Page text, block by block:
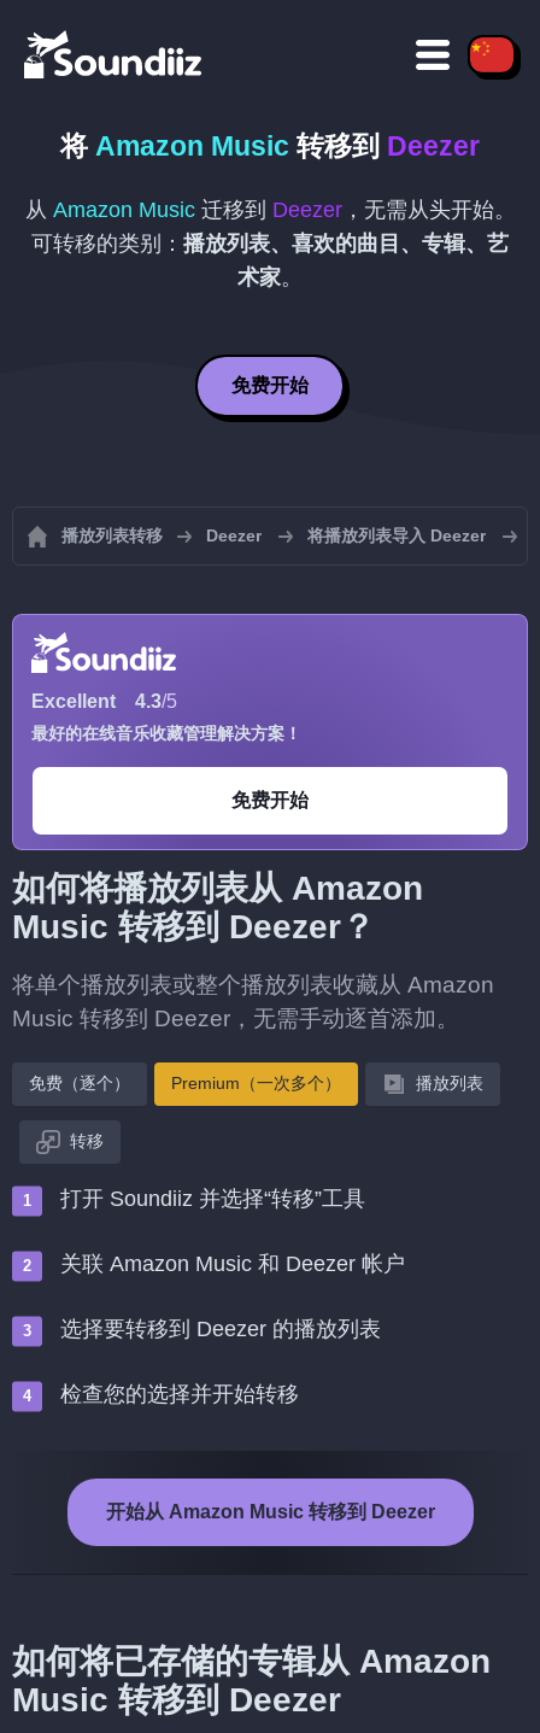
将 Amazon Music 转移到 Deezer
从 Amazon Music迁移到 Deezer，无需从头开始。
可转移的类别： 播放列表、喜欢的曲目、专辑、艺
术家。
免费开始
播放列表转移 Deezer 将播放列表导入 Deezer
Excellent 4.3/5
最好的在线音乐收藏管理解决方案！
免费开始
如何将播放列表从 Amazon
Music 转移到 Deezer？
将单个播放列表或整个播放列表收藏从 Amazon
Music 转移到 Deezer，无需手动逐首添加。
免费（逐个） Premium（一次多个） 播放列表
转移
打开 Soundiiz 并选择“转移”工具
关联 Amazon Music 和 Deezer 帐户
选择要转移到 Deezer 的播放列表
检查您的选择并开始转移
开始从 Amazon Music 转移到 Deezer
如何将已存储的专辑从 Amazon
Music 转移到 Deezer